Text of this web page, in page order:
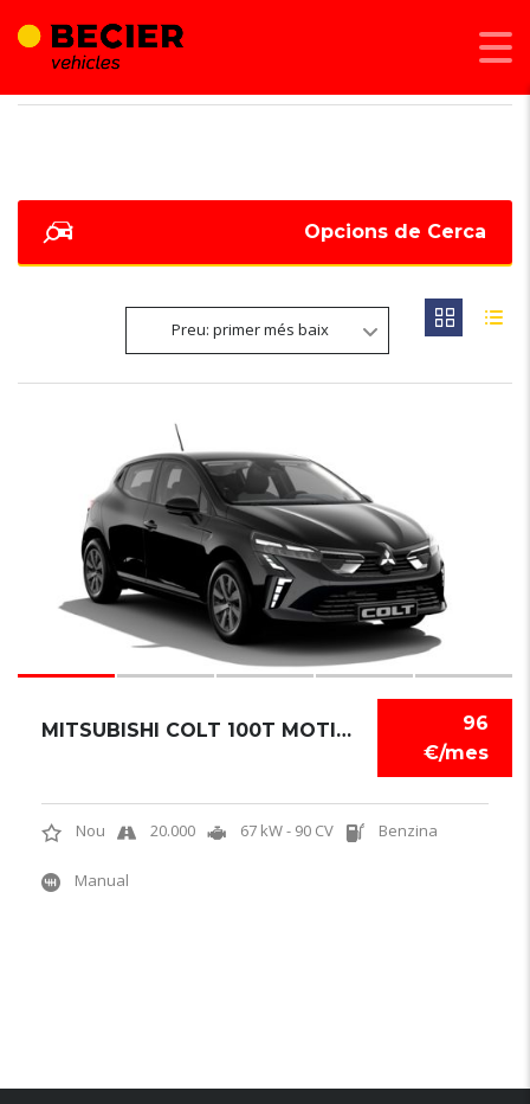
Opcions de Cerca
Preu: primer més baix
96
€/mes
MITSUBISHI COLT 100T MOTION
Nou 20.000 67 kW - 90 CV Benzina
Manual